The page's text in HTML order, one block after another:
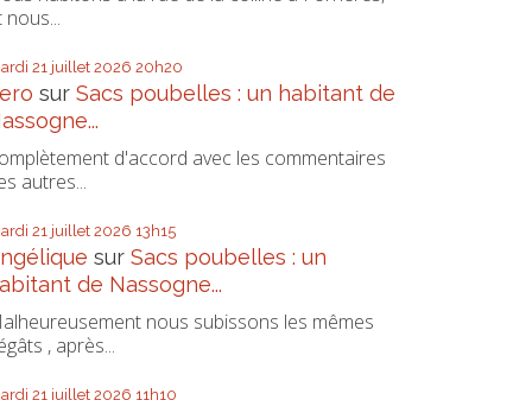
nous...
21 juillet 2026 20h20
surSacs poubelles : un habitant de
d'accord avec les commentaires
autres...
21 juillet 2026 13h15
surSacs poubelles : un
de Nassogne...
nous subissons les mêmes
, après...
21 juillet 2026 11h10